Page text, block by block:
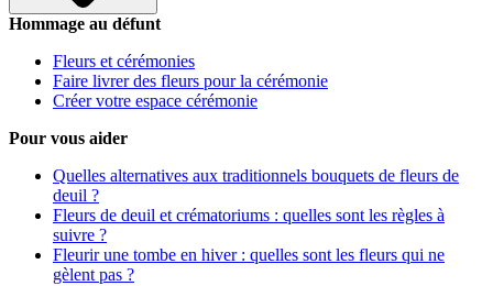
Hommage au défunt
Fleurs et cérémonies
Faire livrer des fleurs pour la cérémonie
Créer votre espace cérémonie
Pour vous aider
Quelles alternatives aux traditionnels bouquets de fleurs de
deuil ?
Fleurs de deuil et crématoriums : quelles sont les règles à
suivre ?
Fleurir une tombe en hiver : quelles sont les fleurs qui ne
gèlent pas ?